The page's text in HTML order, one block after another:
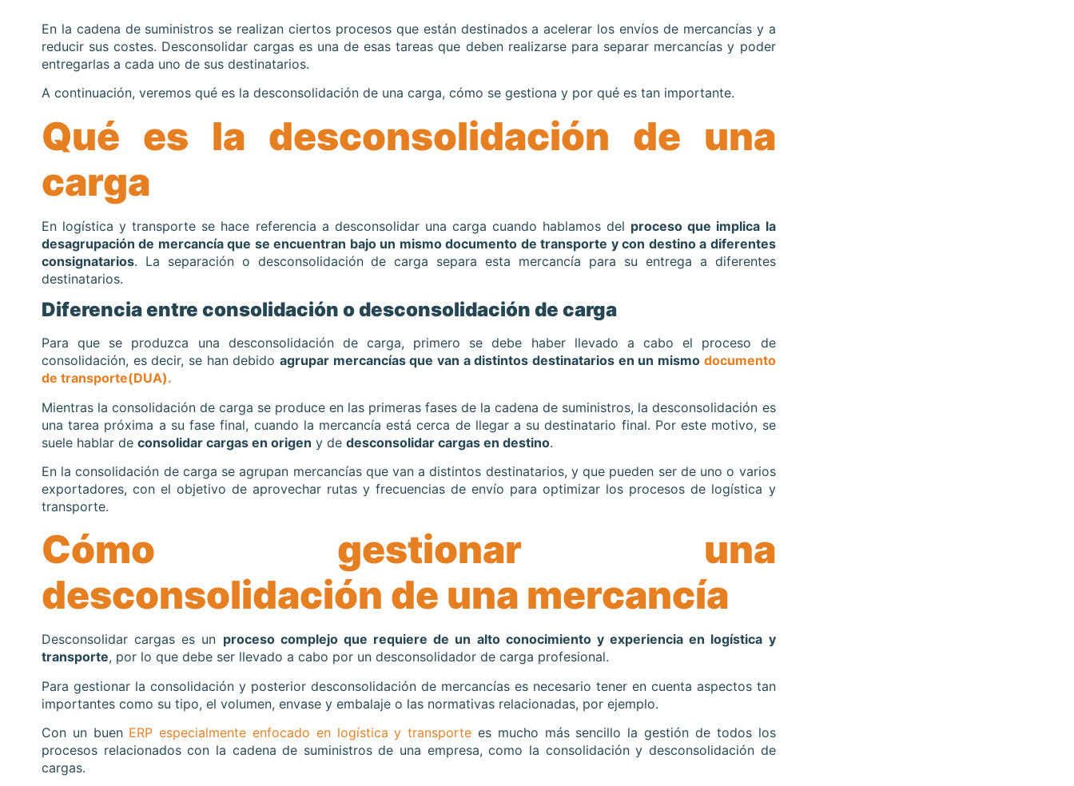
En la cadena de suministros se realizan ciertos procesos que están destinados a acelerar los envíos de mercancías y a
reducir sus costes. Desconsolidar cargas es una de esas tareas que deben realizarse para separar mercancías y poder
entregarlas a cada uno de sus destinatarios.
A continuación, veremos qué es la desconsolidación de una carga, cómo se gestiona y por qué es tan importante.
Qué es la desconsolidación de una
carga
En logística y transporte se hace referencia a desconsolidar una carga cuando hablamos del proceso que implica la
desagrupación de mercancía que se encuentran bajo un mismo documento de transporte y con destino a diferentes
consignatarios. La separación o desconsolidación de carga separa esta mercancía para su entrega a diferentes
destinatarios.
Diferencia entre consolidación o desconsolidación de carga
Para que se produzca una desconsolidación de carga, primero se debe haber llevado a cabo el proceso de
consolidación, es decir, se han debido agruparmercancías que van a distintos destinatarios en un mismo documento
de transporte(DUA).
Mientras la consolidación de carga se produce en las primeras fases de la cadena de suministros, la desconsolidación es
una tarea próxima a su fase final, cuando la mercancía está cerca de llegar a su destinatario final. Por este motivo, se
suele hablar de consolidar cargas en origen y de desconsolidar cargas en destino.
En la consolidación de carga se agrupan mercancías que van a distintos destinatarios, y que pueden ser de uno o varios
exportadores, con el objetivo de aprovechar rutas y frecuencias de envío para optimizar los procesos de logística y
transporte.
Cómo gestionar una
desconsolidación de una mercancía
Desconsolidar cargas es un proceso complejo que requiere de un alto conocimiento y experiencia en logística y
transporte, por lo que debe ser llevado a cabo por un desconsolidador de carga profesional.
Para gestionar la consolidación y posterior desconsolidación de mercancías es necesario tener en cuenta aspectos tan
importantes como su tipo, el volumen, envase y embalaje o las normativas relacionadas, por ejemplo.
Con un buen ERP especialmente enfocado en logística y transporte es mucho más sencillo la gestión de todos los
procesos relacionados con la cadena de suministros de una empresa, como la consolidación y desconsolidación de
cargas.